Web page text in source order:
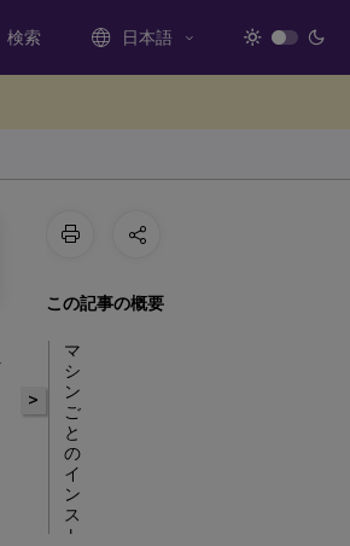
検索 日本語
>
この記事の概要
マ
シ
ン
ご
と
の
イ
ン
ス
ト